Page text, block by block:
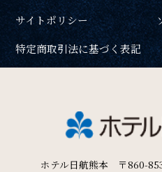
Recruit
採用情報
お問い合わせ
サイトポリシー
特定商取引法に基づく表記
ホテル日航熊本 〒860-